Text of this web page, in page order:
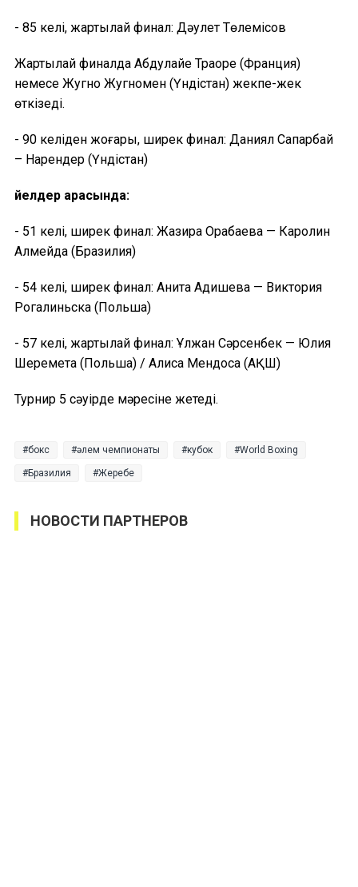
- 85 келі, жартылай финал: Дәулет Төлемісов
Жартылай финалда Абдулайе Траоре (Франция)
немесе Жугно Жугномен (Үндістан) жекпе-жек
өткізеді.
- 90 келіден жоғары, ширек финал: Даниял Сапарбай
– Нарендер (Үндістан)
Әйелдер арасында:
- 51 келі, ширек финал: Жазира Орақбаева — Каролин
Алмейда (Бразилия)
- 54 келі, ширек финал: Анита Адишева — Виктория
Рогалиньска (Польша)
- 57 келі, жартылай финал: Ұлжан Сәрсенбек — Юлия
Шеремета (Польша) / Алиса Мендоса (АҚШ)
Турнир 5 сәуірде мәресіне жетеді.
бокс әлем чемпионаты кубок World Boxing
Бразилия Жеребе
НОВОСТИ ПАРТНЕРОВ